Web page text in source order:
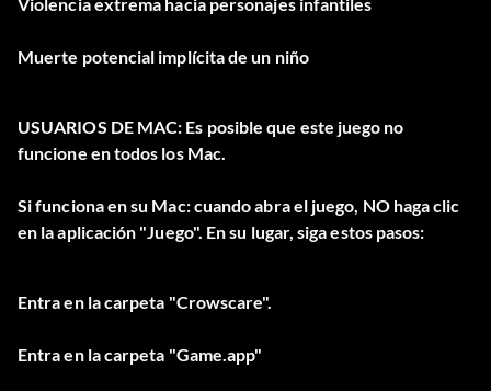
Muerte potencial implícita de un niño
USUARIOS DE MAC: Es posible que este juego no
funcione en todos los Mac.
Si funciona en su Mac: cuando abra el juego, NO haga clic
en la aplicación "Juego". En su lugar, siga estos pasos:
Entra en la carpeta "Crowscare".
Entra en la carpeta "Game.app"